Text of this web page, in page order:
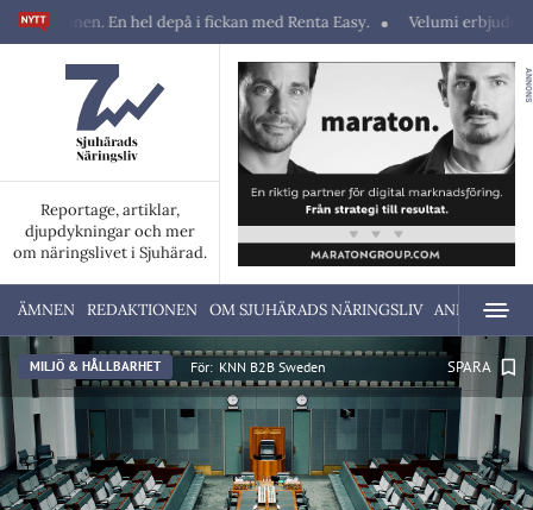
hel depå i fickan med Renta Easy. Velumi erbjuder ett
Reportage, artiklar,
djupdykningar och mer
om näringslivet i Sjuhärad.
ANNONS
ÄMNEN REDAKTIONEN OM SJUHÄRADS NÄRINGSLIV ANNONSERA
MILJÖ & HÅLLBARHET För: KNN B2B Sweden SPARA